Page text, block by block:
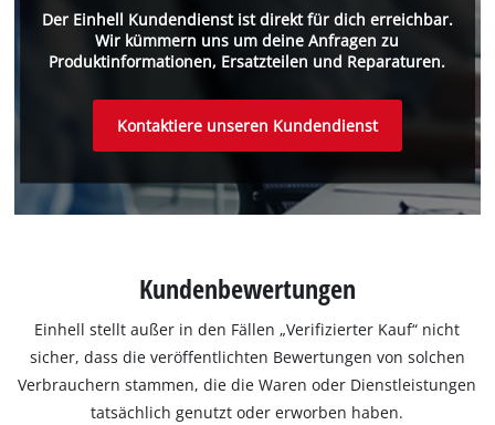
Der Einhell Kundendienst ist direkt für dich erreichbar.
Wir kümmern uns um deine Anfragen zu
Produktinformationen, Ersatzteilen und Reparaturen.
Kontaktiere unseren Kundendienst
Kundenbewertungen
Einhell stellt außer in den Fällen „Verifizierter Kauf“ nicht
sicher, dass die veröffentlichten Bewertungen von solchen
Verbrauchern stammen, die die Waren oder Dienstleistungen
tatsächlich genutzt oder erworben haben.